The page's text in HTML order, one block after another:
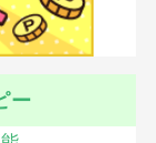
ー